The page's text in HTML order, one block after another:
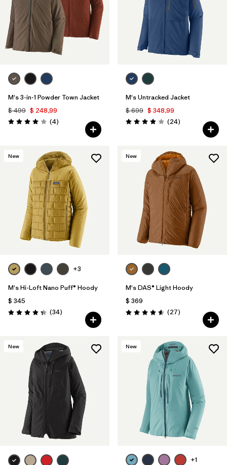
M's 3-in-1 Powder Town Jacket
$ 499 $ 248,99
Valoración: 4.0 / 5
(4Comentarios
)
M's Untracked Jacket
$ 699 $ 348,99
Valoración: 3.9 / 5
(24Comentarios
)
New
+3
M's Hi-Loft Nano Puff® Hoody
$ 345
Valoración: 4.3 / 5
(34Comentarios
)
New
M's DAS® Light Hoody
$ 369
Valoración: 4.6 / 5
(27Comentarios
)
New New
+1